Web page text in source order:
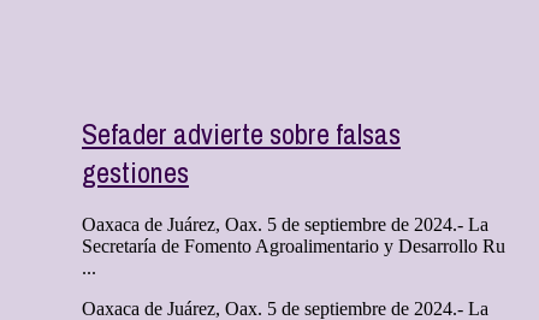
Sefader advierte sobre falsas
gestiones
Oaxaca de Juárez, Oax. 5 de septiembre de 2024.- La
Secretaría de Fomento Agroalimentario y Desarrollo Ru
...
Oaxaca de Juárez, Oax. 5 de septiembre de 2024.- La